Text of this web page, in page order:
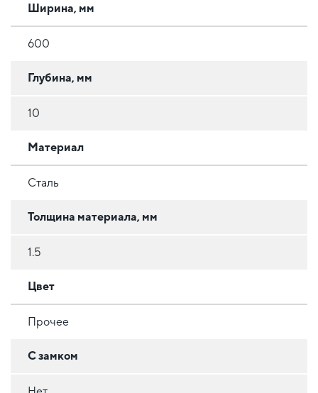
Ширина, мм
600
Глубина, мм
10
Материал
Сталь
Толщина материала, мм
1.5
Цвет
Прочее
С замком